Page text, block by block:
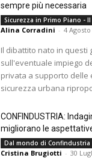
sempre più necessaria
Sicurezza in Primo Piano - Il
Alina Corradini - 4 Agosto
Il dibattito nato in questi
sull'eventuale impiego
privata a supporto delle
sicurezza urbana
CONFINDUSTRIA:
migliorano le
Dal mondo di Confindustria
Cristina Brugiotti - 30